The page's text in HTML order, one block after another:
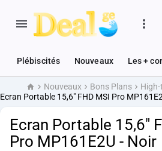
Plébiscités Nouveaux Les +
AccueilNouveaux Bons Plans
Ecran Portable 15,6" FHD MSI Pro
Ecran Portable 15,6"
Pro MP161E2U - Noir